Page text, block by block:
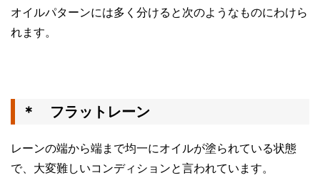
オイルパターンには多く分けると次のようなものにわけら
れます。
＊ フラットレーン
レーンの端から端まで均一にオイルが塗られている状態
で、大変難しいコンディションと言われています。